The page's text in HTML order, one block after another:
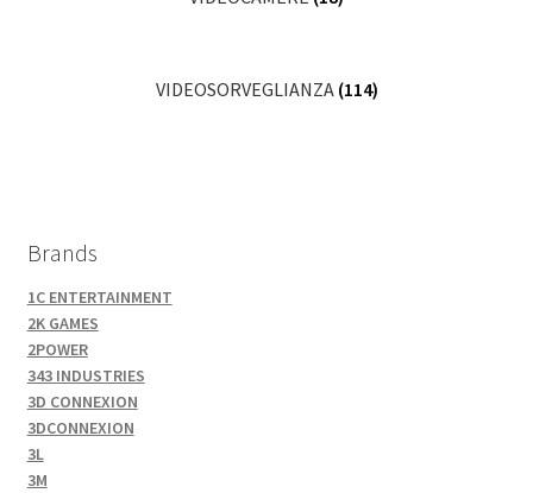
VIDEOSORVEGLIANZA (114)
Brands
1C ENTERTAINMENT
2K GAMES
2POWER
343 INDUSTRIES
3D CONNEXION
3DCONNEXION
3L
3M